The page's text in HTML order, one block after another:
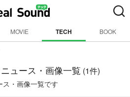
MOVIE TECH BOOK
ュース・画像一覧 (1件)
・画像一覧です